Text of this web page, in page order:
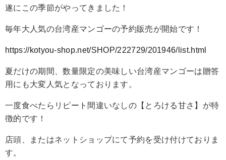
遂にこの季節がやってきました！
毎年大人気の台湾産マンゴーの予約販売が開始です！
https://kotyou-shop.net/SHOP/222729/201946/list.html
夏だけの期間、数量限定の美味しい台湾産マンゴーは贈答
用にも大変人気となっております。
一度食べたらリピート間違いなしの【とろける甘さ】が特
徴的です！
店頭、またはネットショップにて予約を受け付けておりま
す。